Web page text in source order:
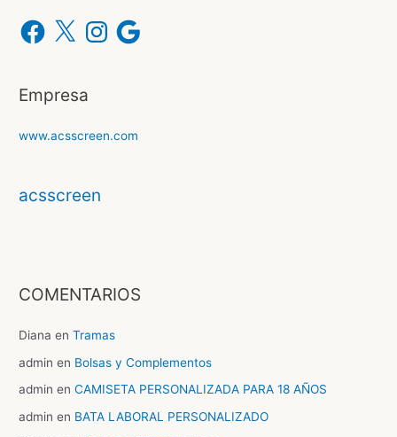
F
a
c
o
k
X
n
s
r
a
G
o
o
Empresa
www.acsscreen.com
acsscreen
COMENTARIOS
Diana enTramas
admin en Bolsas y Complementos
admin enCAMISETA PERSONALIZADA PARA 18 AÑOS
admin en BATA LABORAL PERSONALIZADO